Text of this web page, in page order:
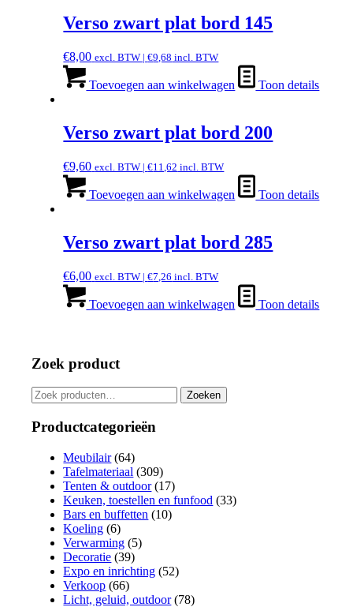
Verso zwart plat bord 145
€8,00 excl. BTW |€9,68 incl. BTW
Toevoegen aan winkelwagen Toon details
Verso zwart plat bord 200
€9,60 excl. BTW |€11,62 incl. BTW
Toevoegen aan winkelwagen Toon details
Verso zwart plat bord 285
€6,00 excl. BTW |€7,26 incl. BTW
Toevoegen aan winkelwagen Toon details
Zoek product
Zoeken
naar:
Zoeken
Productcategorieën
Meubilair (64)
Tafelmateriaal (309)
Tenten & outdoor (17)
Keuken, toestellen en funfood (33)
Bars en buffetten (10)
Koeling (6)
Verwarming (5)
Decoratie (39)
Expo en inrichting (52)
Verkoop (66)
Licht, geluid, outdoor (78)